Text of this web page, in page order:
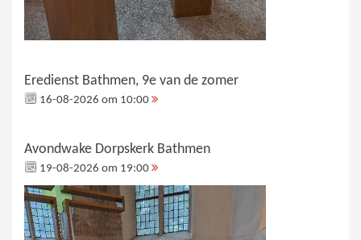
Eredienst Bathmen, 9e van de zomer
16-08-2026 om 10:00
Avondwake Dorpskerk Bathmen
19-08-2026 om 19:00